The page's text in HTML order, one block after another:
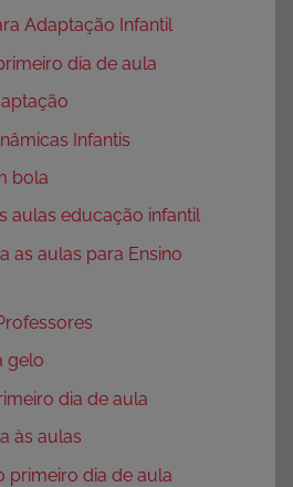
Adaptação Infantil
dia de aula
Infantis
bola
aulas educação infantil
as aulas para Ensino
gelo
dia de aula
às aulas
primeiro dia de aula